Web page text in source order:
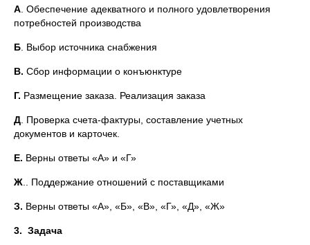
А . Обеспечение адекватного и полного удовлетворения
потребностей производства
Б . Выбор источника снабжения
В. Сбор информации о конъюнктуре
Г. Размещение заказа. Реализация заказа
Д . Проверка счета-фактуры, составление учетных
документов и карточек.
Е. Верны ответы «А» и «Г»
Ж .. Поддержание отношений с поставщиками
З. Верны ответы «А», «Б», «В», «Г», «Д», «Ж»
3. Задача